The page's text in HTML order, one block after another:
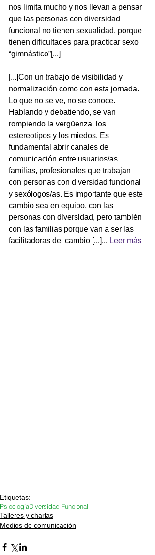
nos limita mucho y nos llevan a pensar
que las personas con diversidad
funcional no tienen sexualidad, porque
tienen dificultades para practicar sexo
“gimnástico”[...]
[...]Con un trabajo de visibilidad y
normalización como con esta jornada.
Lo que no se ve, no se conoce.
Hablando y debatiendo, se van
rompiendo la vergüenza, los
estereotipos y los miedos. Es
fundamental abrir canales de
comunicación entre usuarios/as,
familias, profesionales que trabajan
con personas con diversidad funcional
y sexólogos/as. Es importante que este
cambio sea en equipo, con las
personas con diversidad, pero también
con las familias porque van a ser las
facilitadoras del cambio [...]... Leer más
Etiquetas:
PsicologíaDiversidad Funcional
Talleres y charlas
Medios de comunicación